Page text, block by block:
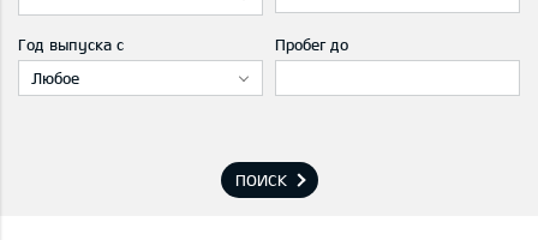
Год выпуска с
Любое
Пробег до
ПОИСК